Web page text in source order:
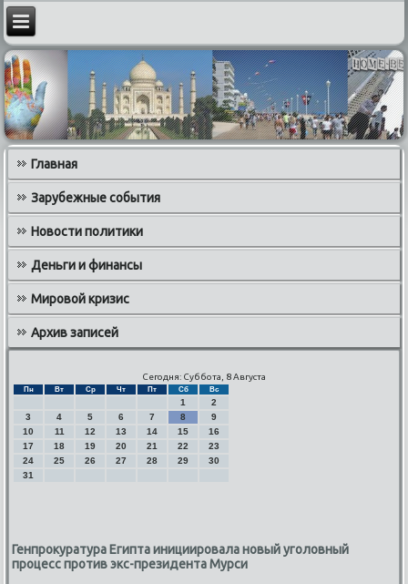
Главная
Зарубежные события
Новости политики
Деньги и финансы
Мировой кризис
Архив записей
Сегодня: Суббота, 8 Августа
Пн Вт Ср Чт Пт Сб Вс
1
2
3
4 5 6 7 8
9
10
11 12 13 14 15
16
17
18 19 20 21 22
23
24
25 26 27 28 29
30
31
Генпрокуратура Египта инициировала новый уголовный
процесс против экс-президента Мурси